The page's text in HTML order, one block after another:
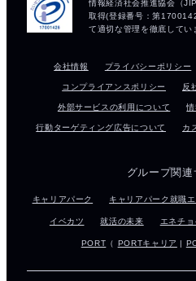
会社情報 プライバシーポリシー
コンプライアンスポリシー 反
外部サービスの利用について
行動ターゲティング広告について カ